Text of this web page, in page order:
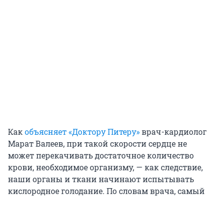
Какобъясняет«Доктору Питеру»врач-кардиолог
Марат Валеев, при такой скорости сердце не
может перекачивать достаточное количество
крови, необходимое организму, — как следствие,
наши органы и ткани начинают испытывать
кислородное голодание. По словам врача, самый